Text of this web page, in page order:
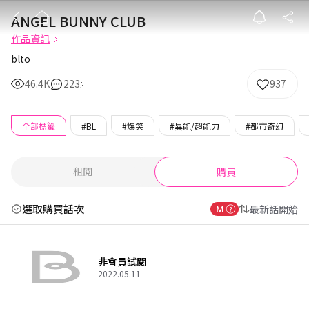
ANGEL
ANGEL BUNNY CLUB
作品資訊
blto
46.4K
223 937
全部標籤 #BL #爆笑 #異能/超能力 #都市奇幻
租閱 購買
選取購買話次 最新話開始
非會員試閱
2022.05.11